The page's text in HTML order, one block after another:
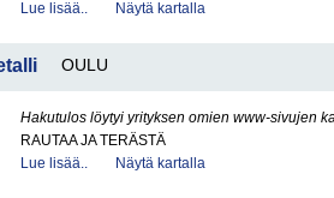
Lue lisää..
Näytä kartalla
OULU
Hakutulos löytyi yrityksen omien www-sivujen
RAUTAA JA TERÄSTÄ
Lue lisää..
Näytä kartalla